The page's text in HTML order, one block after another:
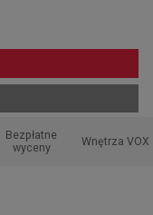
Bezpłatne
wyceny
Wnętrza VOX